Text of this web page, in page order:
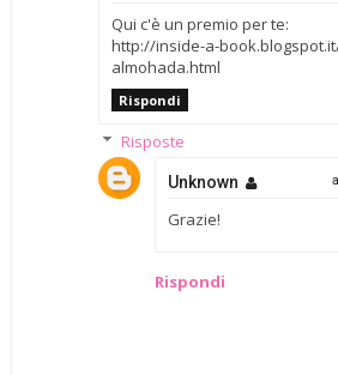
Qui c'è un premio per te:
http://inside-a-
almohada.html
Rispondi
Risposte
Unknown
Grazie!
Rispondi